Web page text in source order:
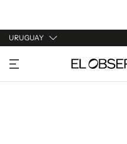
URUGUAY
URUGUAY
ARGENTINA